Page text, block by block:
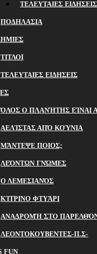
ΤΕΛΕΥΤΑΙΕΣ ΕΙΔΗΣΕΙΣ
ΠΟΔΗΛΑΣΙΑ
ΤΙΤΛΟΙ
ΤΕΛΕΥΤΑΙΕΣ ΕΙΔΗΣΕΙΣ
ΌΛΟΣ Ο ΠΛΑΝΉΤΗΣ ΕΊΝΑΙ
ΑΕΛΊΣΤΑΣ ΑΠΌ ΚΟΎΝΙΑ
ΜΆΝΤΕΨΕ ΠΟΙOΣ;
ΛΕΌΝΤΩΝ ΓΝΏΜΕΣ
Ο ΛΕΜΕΣΙΑΝΌΣ
ΚΊΤΡΙΝΟ ΦΤΥΆΡΙ
ΑΝΑΔΡΟΜΉ ΣΤΟ
ΛΕΟΝΤΟΚΟΥΒΕΝΤΕΣ-Π.Σ-
FUN